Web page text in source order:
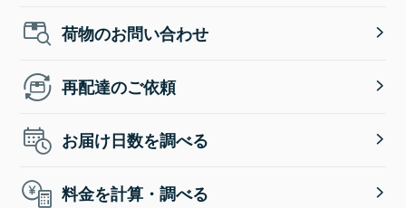
荷物のお問い合わせ
再配達のご依頼
お届け日数を調べる
料金を計算・調べる